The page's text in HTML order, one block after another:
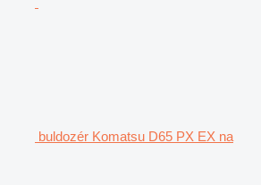
buldozér Komatsu D65 PX EX na